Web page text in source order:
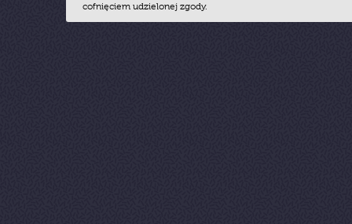
cofnięciem udzielonej zgody.